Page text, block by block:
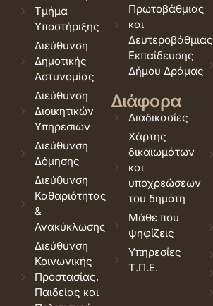
Τμήμα
Υποστήριξης
Διεύθυνση
Δημοτικής
Αστυνομίας
Διεύθυνση
Διοικητικών
Υπηρεσιών
Διεύθυνση
Δόμησης
Διεύθυνση
Καθαριότητας
&
Ανακύκλωσης
Διεύθυνση
Κοινωνικής
Προστασίας,
Παιδείας και
Πρωτοβάθμιας
και
Δευτεροβάθμιας
Εκπαίδευσης
Δήμου Δράμας
Διάφορα
Διαδικασίες
Χάρτης
δικαιωμάτων
και
υποχρεώσεων
του δημότη
Μάθε που
ψηφίζεις
Υπηρεσίες
Τ.Π.Ε.